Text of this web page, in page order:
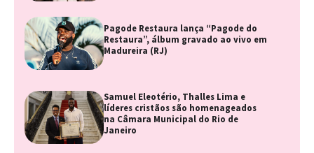
Pagode Restaura lança “Pagode do
Restaura”, álbum gravado ao vivo em
Madureira (RJ)
Samuel Eleotério, Thalles Lima e
líderes cristãos são homenageados
na Câmara Municipal do Rio de
Janeiro